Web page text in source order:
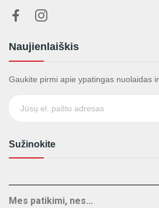
Naujienlaiškis
Gaukite pirmi apie ypatingas nuolaidas
Sužinokite
Mes patikimi, nes...